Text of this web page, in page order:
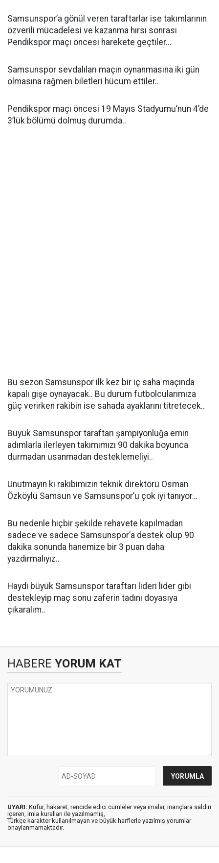
Samsunspor’a gönül veren taraftarlar ise takımlarının
özverili mücadelesi ve kazanma hırsı sonrası
Pendikspor maçı öncesi harekete geçtiler…
Samsunspor sevdalıları maçın oynanmasına iki gün
olmasına rağmen biletleri hücum ettiler..
Pendikspor maçı öncesi 19 Mayıs Stadyumu’nun 4’de
3’lük bölümü dolmuş durumda..
Bu sezon Samsunspor ilk kez bir iç saha maçında
kapalı gişe oynayacak.. Bu durum futbolcularımıza
güç verirken rakibin ise sahada ayaklarını titretecek..
Büyük Samsunspor taraftarı şampiyonluğa emin
adımlarla ilerleyen takımımızı 90 dakika boyunca
durmadan usanmadan desteklemeliyi..
Unutmayın ki rakibimizin teknik direktörü Osman
Özköylü Samsun ve Samsunspor’u çok iyi tanıyor…
Bu nedenle hiçbir şekilde rehavete kapılmadan
sadece ve sadece Samsunspor’a destek olup 90
dakika sonunda hanemize bir 3 puan daha
yazdırmalıyız..
Haydi büyük Samsunspor taraftarı lideri lider gibi
destekleyip maç sonu zaferin tadını doyasıya
çıkaralım..
HABERE YORUM KAT
UYARI: Küfür, hakaret, rencide edici cümleler veya imalar, inançlara saldırı
içeren, imla kuralları ile yazılmamış,
Türkçe karakter kullanılmayan ve büyük harflerle yazılmış yorumlar
onaylanmamaktadır.